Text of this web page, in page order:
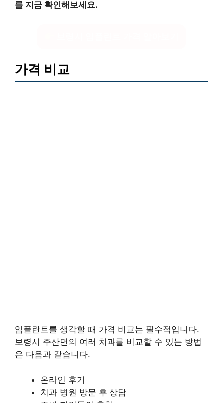
를 지금 확인해보세요.
가격 비교
임플란트를 생각할 때 가격 비교는 필수적입니다.
보령시 주산면의 여러 치과를 비교할 수 있는 방법
은 다음과 같습니다.
온라인 후기
치과 병원 방문 후 상담